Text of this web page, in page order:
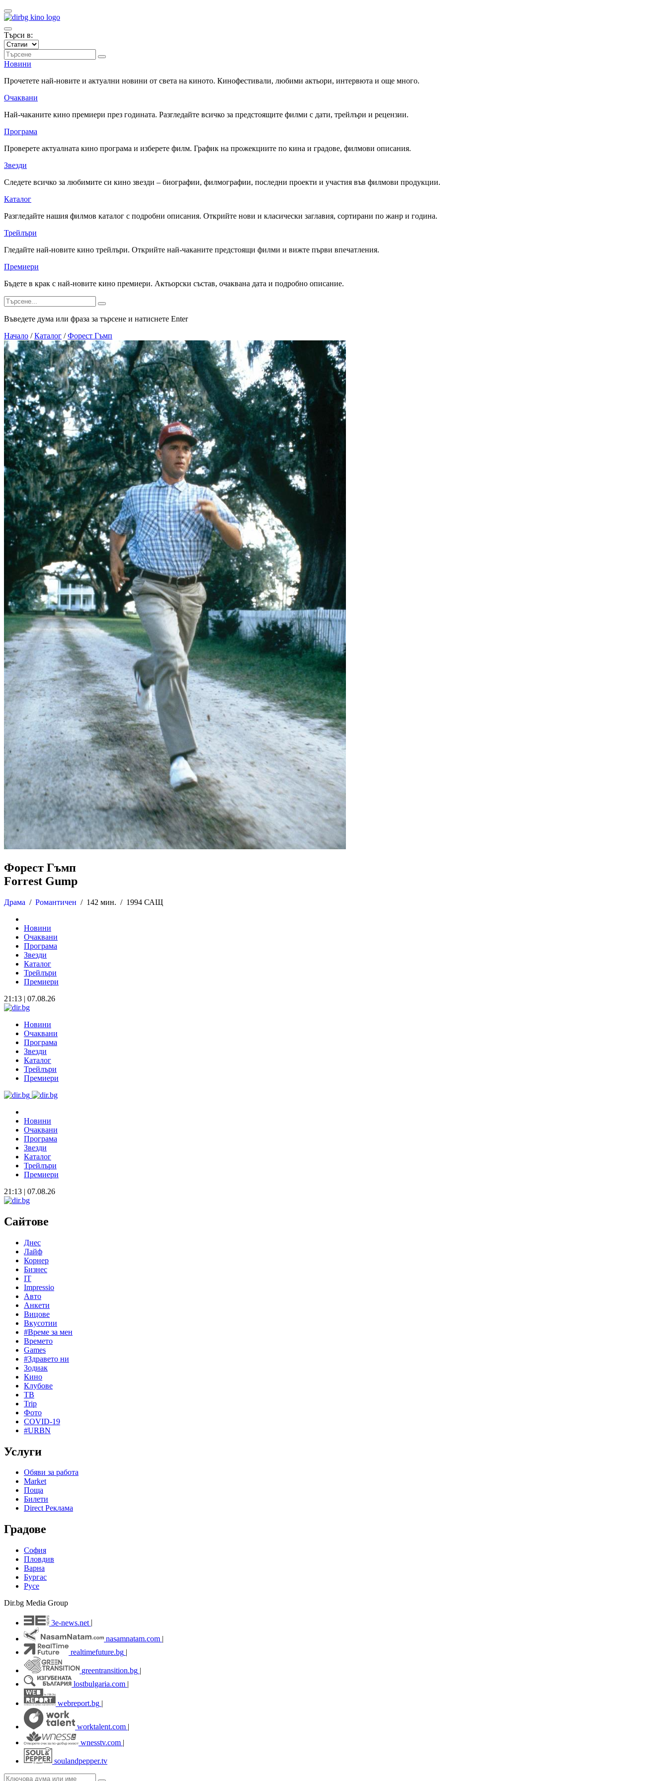
Търси в:
Новини
Прочетете най-новите и актуални новини от света на киното. Кинофестивали, любими актьори, интервюта и още много.
Очаквани
Най-чаканите кино премиери през годината. Разгледайте всичко за предстоящите филми с дати, трейлъри и рецензии.
Програма
Проверете актуалната кино програма и изберете филм. График на прожекциите по кина и градове, филмови описания.
Звезди
Следете всичко за любимите си кино звезди – биографии, филмографии, последни проекти и участия във филмови продукции.
Каталог
Разгледайте нашия филмов каталог с подробни описания. Открийте нови и класически заглавия, сортирани по жанр и година.
Трейлъри
Гледайте най-новите кино трейлъри. Открийте най-чаканите предстоящи филми и вижте първи впечатления.
Премиери
Бъдете в крак с най-новите кино премиери. Актьорски състав, очаквана дата и подробно описание.
Въведете дума или фраза за търсене и натиснете Enter
Начало / Каталог / Форест Гъмп
Форест Гъмп
Forrest Gump
Драма / Романтичен / 142 мин. / 1994 САЩ
Новини
Очаквани
Програма
Звезди
Каталог
Трейлъри
Премиери
21:13 | 07.08.26
Новини
Очаквани
Програма
Звезди
Каталог
Трейлъри
Премиери
Новини
Очаквани
Програма
Звезди
Каталог
Трейлъри
Премиери
21:13 | 07.08.26
Сайтове
Днес
Лайф
Корнер
Бизнес
IT
Impressio
Авто
Анкети
Вицове
Вкусотии
#Време за мен
Времето
Games
#Здравето ни
Зодиак
Кино
Клубове
ТВ
Trip
Фото
COVID-19
#URBN
Услуги
Обяви за работа
Market
Поща
Билети
Direct Реклама
Градове
София
Пловдив
Варна
Бургас
Русе
Dir.bg Media Group
3e-news.net
nasamnatam.com |
realtimefuture.bg |
greentransition.bg |
lostbulgaria.com |
webreport.bg |
worktalent.com |
wnesstv.com |
soulandpepper.tv